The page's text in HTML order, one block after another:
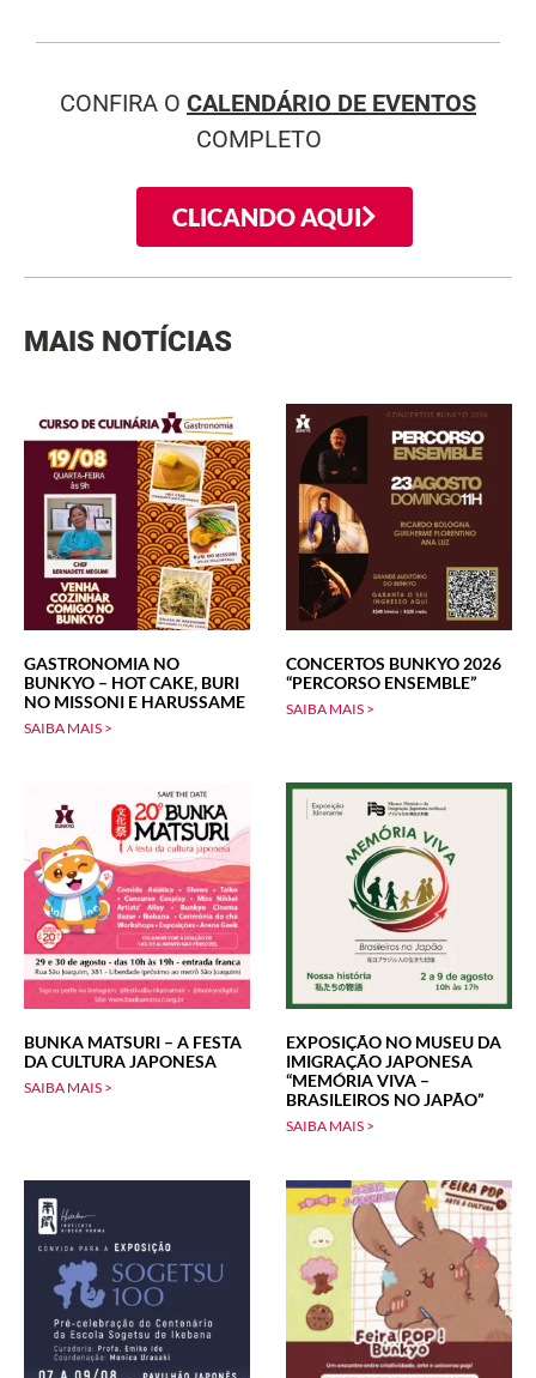
CONFIRA O CALENDÁRIO DE EVENTOS
COMPLETO
CLICANDO AQUI
MAIS NOTÍCIAS
GASTRONOMIA NO
BUNKYO – HOT CAKE, BURI
NO MISSONI E HARUSSAME
SAIBA MAIS >
CONCERTOS BUNKYO 2026
“PERCORSO ENSEMBLE”
SAIBA MAIS >
BUNKA MATSURI – A FESTA
DA CULTURA JAPONESA
SAIBA MAIS >
EXPOSIÇÃO NO MUSEU DA
IMIGRAÇÃO JAPONESA
“MEMÓRIA VIVA –
BRASILEIROS NO JAPÃO”
SAIBA MAIS >